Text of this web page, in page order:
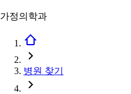
가정의학과
병원 찾기